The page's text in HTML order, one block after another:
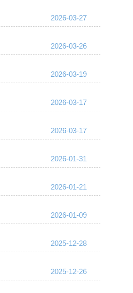
2026-03-27
2026-03-26
2026-03-19
2026-03-17
2026-03-17
2026-01-31
2026-01-21
2026-01-09
2025-12-28
2025-12-26